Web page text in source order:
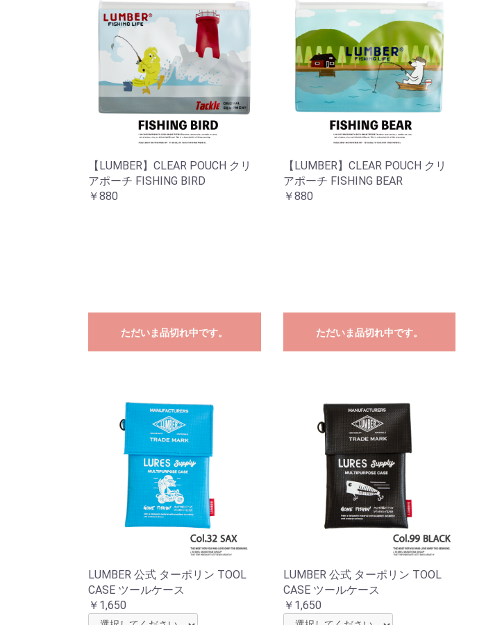
【LUMBER】CLEAR POUCH クリ
アポーチ FISHING BIRD
￥880
ただいま品切れ中です。
【LUMBER】CLEAR POUCH クリ
アポーチ FISHING BEAR
￥880
ただいま品切れ中です。
LUMBER 公式 ターポリン TOOL
CASE ツールケース
￥1,650
LUMBER 公式 ターポリン TOOL
CASE ツールケース
￥1,650
お買い物を続ける